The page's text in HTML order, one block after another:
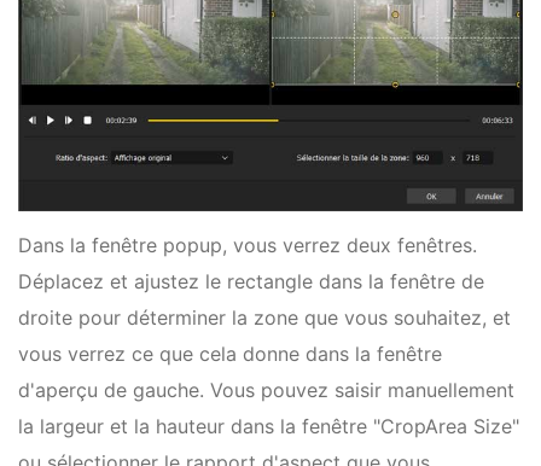
Dans la fenêtre popup, vous verrez deux fenêtres.
Déplacez et ajustez le rectangle dans la fenêtre de
droite pour déterminer la zone que vous souhaitez, et
vous verrez ce que cela donne dans la fenêtre
d'aperçu de gauche. Vous pouvez saisir manuellement
la largeur et la hauteur dans la fenêtre "CropArea Size"